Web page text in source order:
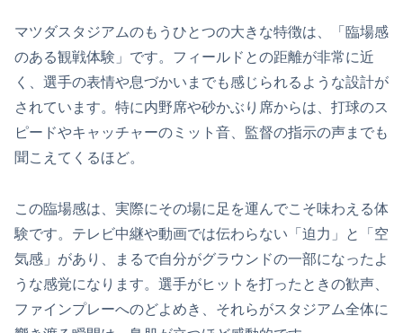
マツダスタジアムのもうひとつの大きな特徴は、「臨場感
のある観戦体験」です。フィールドとの距離が非常に近
く、選手の表情や息づかいまでも感じられるような設計が
されています。特に内野席や砂かぶり席からは、打球のス
ピードやキャッチャーのミット音、監督の指示の声までも
聞こえてくるほど。
この臨場感は、実際にその場に足を運んでこそ味わえる体
験です。テレビ中継や動画では伝わらない「迫力」と「空
気感」があり、まるで自分がグラウンドの一部になったよ
うな感覚になります。選手がヒットを打ったときの歓声、
ファインプレーへのどよめき、それらがスタジアム全体に